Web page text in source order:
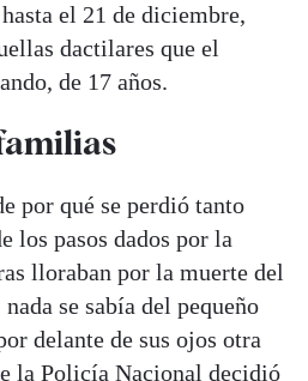
el 21 de diciembre,
dactilares que el
de 17 años.
por qué se perdió tanto
los pasos dados por la
lloraban por la muerte del
se sabía del pequeño
delante de sus ojos otra
la Policía Nacional decidió